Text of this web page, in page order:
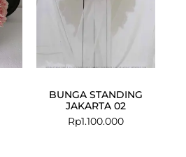
BUNGA STANDING
JAKARTA 02
Rp1.100.000